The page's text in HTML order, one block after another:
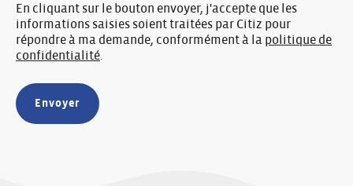
En cliquant sur le bouton envoyer, j'accepte que les
informations saisies soient traitées par Citiz pour
répondre à ma demande, conformément à la politique de
confidentialité